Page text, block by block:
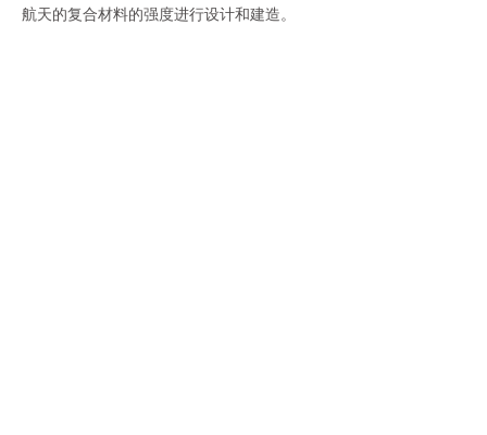
航天的复合材料的强度进行设计和建造。